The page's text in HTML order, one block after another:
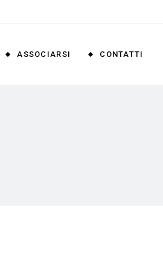
ASSOCIARSI CONTATTI